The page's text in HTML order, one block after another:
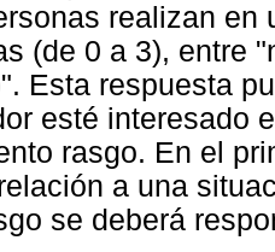
realizan en
(de 0 a 3), entre
Esta respuesta
esté interesado
rasgo. En el
a una
se deberá